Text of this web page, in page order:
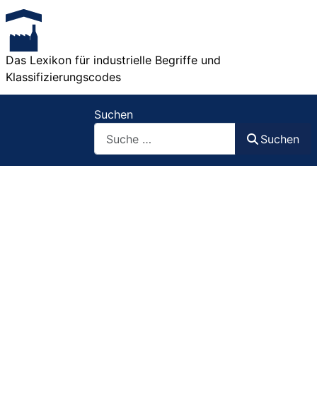
Das Lexikon für industrielle Begriffe und
Klassifizierungscodes
Suchen
Suchen